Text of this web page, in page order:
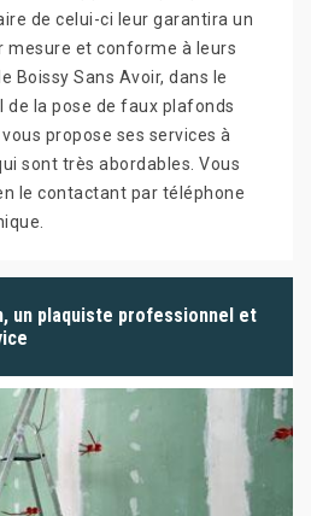
de celui-ci leur garantira un
mesure et conforme à leurs
Boissy Sans Avoir, dans le
de la pose de faux plafonds
propose ses services à
sont très abordables. Vous
le contactant par téléphone
un plaquiste professionnel et